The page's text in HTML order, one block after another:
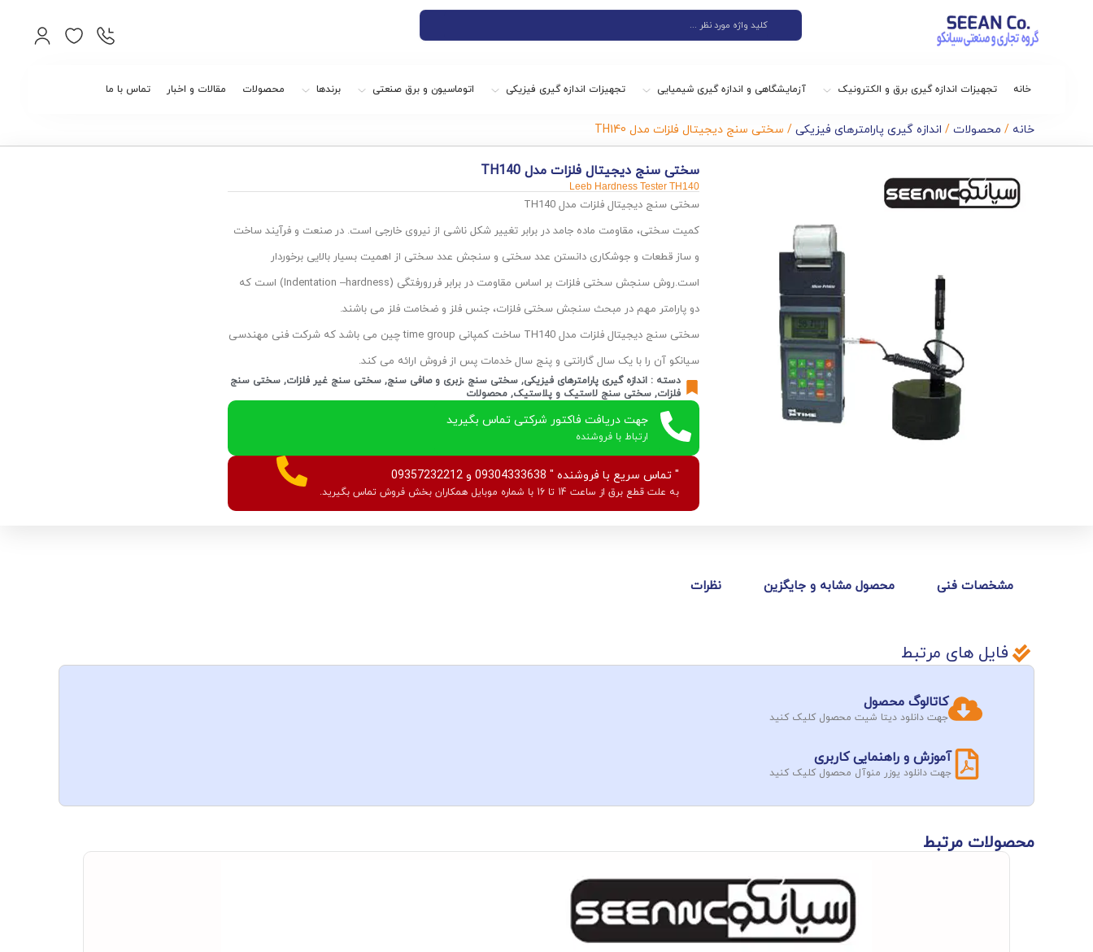
خانه تجهیزات اندازه گیری برق و الکترونیک آزمایشگاهی و اندازه گیری شیمیایی تجهیزات اندازه گیری فیزیکی اتوماسیون و برق صنعتی برندها محصولات مقالات و اخبار تماس با ما
خانه / محصولات / اندازه گیری پارامترهای فیزیکی / سختی سنج دیجیتال فلزات مدل TH140
سختی سنج دیجیتال فلزات مدل TH140
Leeb Hardness Tester TH140
سختی سنج دیجیتال فلزات مدل TH140
کمیت سختی، مقاومت ماده جامد در برابر تغییر شکل ناشی از نیروی خارجی است. در صنعت و فرآیند ساخت
و ساز قطعات و جوشکاری دانستن عدد سختی و سنجش عدد سختی از اهمیت بسیار بالایی برخوردار
است.روش سنجش سختی فلزات بر اساس مقاومت در برابر فررورفتگی (Indentation –hardness) است که
دو پارامتر مهم در مبحث سنجش سختی فلزات، جنس فلز و ضخامت فلز می باشند.
سختی سنج دیجیتال فلزات مدل TH140 ساخت کمپانی time group چین می باشد که شرکت فنی مهندسی
سیانکو آن را با یک سال گارانتی و پنج سال خدمات پس از فروش ارائه می کند.
دسته : اندازه گیری پارامترهای فیزیکی, سختی سنج ،زبری و صافی سنج, سختی سنج غیر فلزات, سختی سنج
فلزات, سختی سنج لاستیک و پلاستیک, محصولات
جهت دریافت فاکتور شرکتی تماس بگیرید
ارتباط با فروشنده
" تماس سریع با فروشنده " 09304333638 و 09357232212
به علت قطع برق از ساعت 14 تا 16 با شماره موبایل همکاران بخش فروش تماس بگیرید.
مشخصات فنی محصول مشابه و جایگزین نظرات
فایل های مرتبط
کاتالوگ محصول
جهت دانلود دیتا شیت محصول کلیک کنید
آموزش و راهنمایی کاربری
جهت دانلود یوزر منوآل محصول کلیک کنید
محصولات مرتبط